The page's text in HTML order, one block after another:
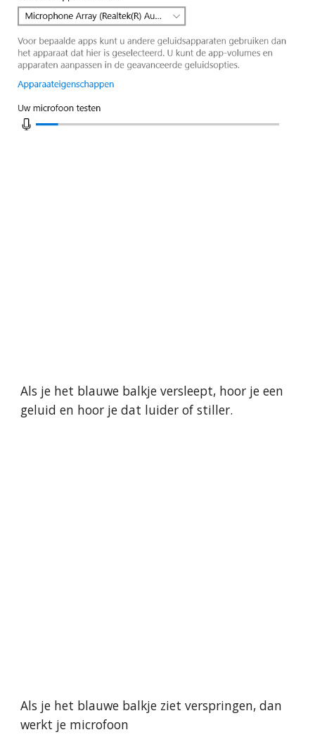
Als je het blauwe balkje versleept, hoor je een
geluid en hoor je dat luider of stiller.
Als je het blauwe balkje ziet verspringen, dan
werkt je microfoon